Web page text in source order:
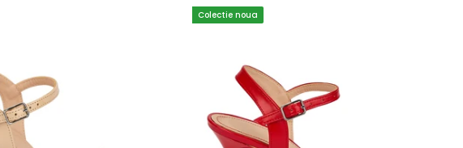
Colectie noua